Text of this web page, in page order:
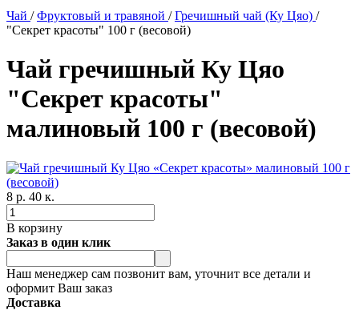
Чай /Фруктовый и травяной /Гречишный чай (Ку Цяо) /
"Секрет красоты" 100 г (весовой)
Чай гречишный Ку Цяо
"Секрет красоты"
малиновый 100 г (весовой)
8 р. 40 к.
В корзину
Заказ в один клик
Наш менеджер сам позвонит вам, уточнит все детали и
оформит Ваш заказ
Доставка